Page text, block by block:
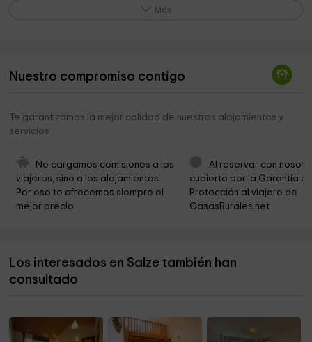
Sant Joan de Caselles Church
Casa Cristo, museu etnogràfic 3,7 km
Capella de Casa Rossell
Museu Iconogràfic Sant Jordi
Museu de la Miniatura Nicolai Siadristy
Ruta del Ferro 5,6 km
Centro de Naturaleza de la Cortinada
Más
Nuestro compromiso contigo
Te garantizamos la mejor calidad de nuestros alojamientos y
servicios
No cargamos comisiones a los
viajeros, sino a los alojamientos.
Por eso te ofrecemos siempre el
mejor precio.
Al reservar con
cubierto por la Garantía
Protección al viajero de
CasasRurales.net
Los interesados en Salze también han
consultado